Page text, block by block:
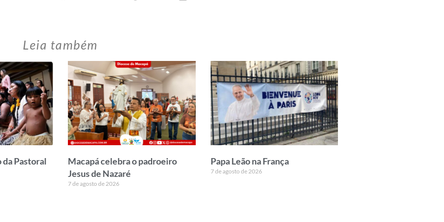
Leia também
Pastoral
Macapá celebra o padroeiro
Jesus de Nazaré
7 de agosto de 2026
Papa Leão na França
7 de agosto de 2026